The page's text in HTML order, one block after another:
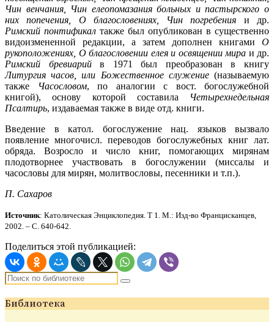
Чин венчания, Чин елеопомазания больных и пастырского о
них попечения, О благословениях, Чин погребения и др.
Римский понтификал также был опубликован в существенно
видоизмененной редакции, а затем дополнен книгами О
рукоположениях, О благословении елея и освящении мира и др.
Римский бревиарийв 1971 был преобразован в книгу
Литургия часов, или Божественное служение (называемую
также Часословом, по аналогии с вост. богослужебной
книгой), основу которой составила Четырехнедельная
Псалтирь, издаваемая также в виде отд. книги.
Введение в катол. богослужение нац. языков вызвало
появление многочисл. переводов богослужебных книг лат.
обряда. Возросло и число книг, помогающих мирянам
плодотворнее участвовать в богослужении (миссалы и
часословы для мирян, молитвословы, песенники и т.п.).
П. Сахаров
Источник: Католическая Энциклопедия. Т 1. М.: Изд-во Францисканцев,
2002. – С. 640-642.
Поделиться этой публикацией:
Библиотека